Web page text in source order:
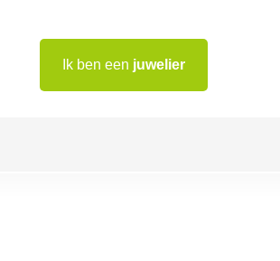
Ik ben een juwelier